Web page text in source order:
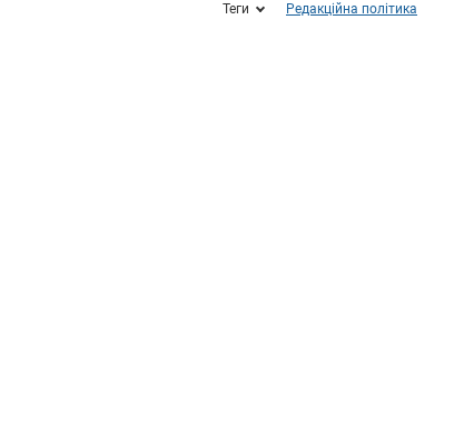
Теги Редакційна політика